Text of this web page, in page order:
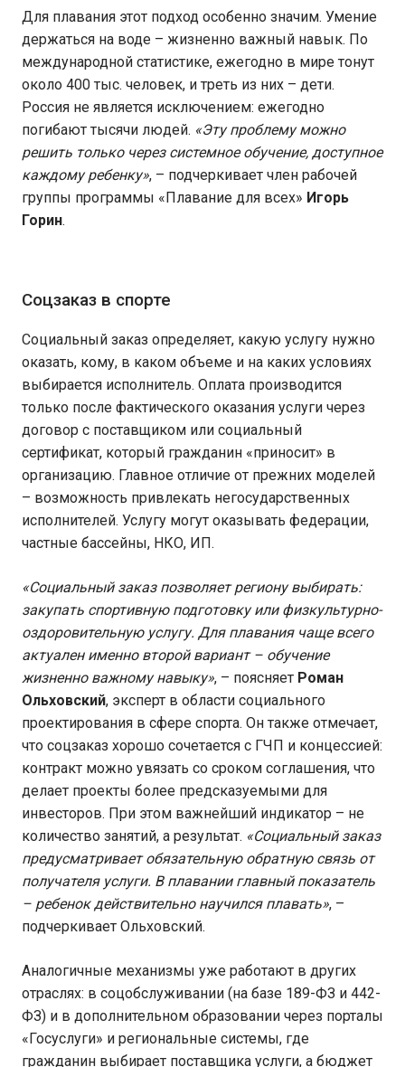
Для плавания этот подход особенно значим. Умение
держаться на воде – жизненно важный навык. По
международной статистике, ежегодно в мире тонут
около 400 тыс. человек, и треть из них – дети.
Россия не является исключением: ежегодно
погибают тысячи людей. «Эту проблему можно
решить только через системное обучение, доступное
каждому ребенку», – подчеркивает член рабочей
группы программы «Плавание для всех» Игорь
Горин.
Соцзаказ в спорте
Социальный заказ определяет, какую услугу нужно
оказать, кому, в каком объеме и на каких условиях
выбирается исполнитель. Оплата производится
только после фактического оказания услуги через
договор с поставщиком или социальный
сертификат, который гражданин «приносит» в
организацию. Главное отличие от прежних моделей
– возможность привлекать негосударственных
исполнителей. Услугу могут оказывать федерации,
частные бассейны, НКО, ИП.
«Социальный заказ позволяет региону выбирать:
закупать спортивную подготовку или физкультурно-
оздоровительную услугу. Для плавания чаще всего
актуален именно второй вариант – обучение
жизненно важному навыку», – поясняет Роман
Ольховский, эксперт в области социального
проектирования в сфере спорта. Он также отмечает,
что соцзаказ хорошо сочетается с ГЧП и концессией:
контракт можно увязать со сроком соглашения, что
делает проекты более предсказуемыми для
инвесторов. При этом важнейший индикатор – не
количество занятий, а результат. «Социальный заказ
предусматривает обязательную обратную связь от
получателя услуги. В плавании главный показатель
– ребенок действительно научился плавать», –
подчеркивает Ольховский.
Аналогичные механизмы уже работают в других
отраслях: в соцобслуживании (на базе 189-ФЗ и 442-
ФЗ) и в дополнительном образовании через порталы
«Госуслуги» и региональные системы, где
гражданин выбирает поставщика услуги, а бюджет